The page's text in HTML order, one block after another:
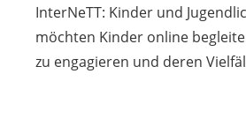
InterNeTT: Kinder und
möchten Kinder online
zu engagieren und deren